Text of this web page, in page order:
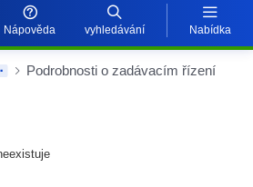
Nápověda vyhledávání Nabídka
Podrobnosti o zadávacím řízení